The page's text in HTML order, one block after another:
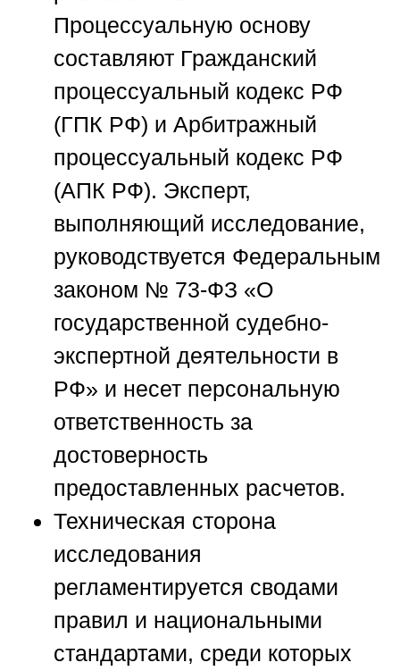
Процессуальную основу
составляют Гражданский
процессуальный кодекс РФ
(ГПК РФ) и Арбитражный
процессуальный кодекс РФ
(АПК РФ). Эксперт,
выполняющий исследование,
руководствуется Федеральным
законом № 73-ФЗ «О
государственной судебно-
экспертной деятельности в
РФ» и несет персональную
ответственность за
достоверность
предоставленных расчетов.
Техническая сторона
исследования
регламентируется сводами
правил и национальными
стандартами, среди которых